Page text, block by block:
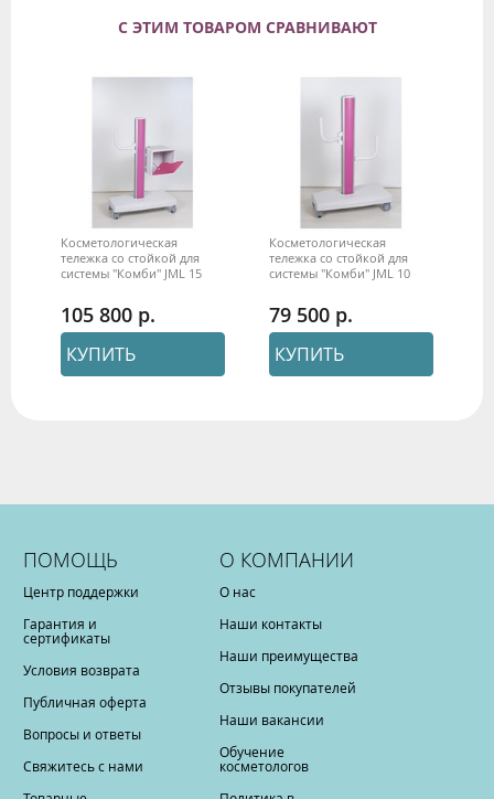
С ЭТИМ ТОВАРОМ СРАВНИВАЮТ
Косметологическая
тележка со стойкой для
системы "Комби" JML 15
105 800
КУПИТЬ
Косметологическая
тележка со стойкой для
системы "Комби" JML 10
79 500
КУПИТЬ
ПОМОЩЬ
Центр поддержки
Гарантия и
сертификаты
Условия возврата
Публичная оферта
Вопросы и ответы
Свяжитесь с нами
О КОМПАНИИ
О нас
Наши контакты
Наши преимущества
Отзывы покупателей
Наши вакансии
Обучение
косметологов